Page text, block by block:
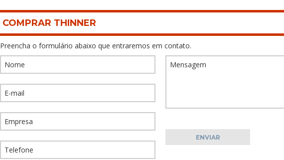
COMPRAR THINNER
Preencha o formulário abaixo que entraremos em contato.